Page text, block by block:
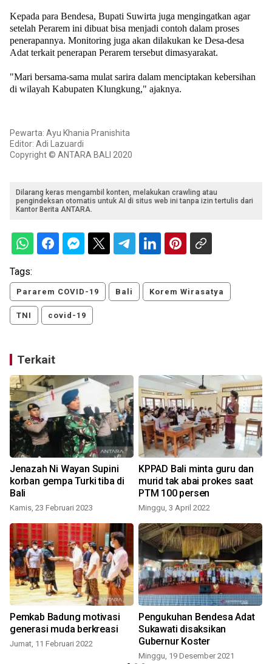
Kepada para Bendesa, Bupati Suwirta juga mengingatkan agar
setelah Perarem ini dibuat bisa menjadi contoh dalam proses
penerapannya. Monitoring juga akan dilakukan ke Desa-desa
Adat terkait penerapan Perarem tersebut dimasyarakat.
"Mari bersama-sama mulat sarira dalam menciptakan kebersihan
di wilayah Kabupaten Klungkung," ajaknya.
Pewarta: Ayu Khania Pranishita
Editor: Adi Lazuardi
Copyright © ANTARA BALI 2020
Dilarang keras mengambil konten, melakukan crawling atau
pengindeksan otomatis untuk AI di situs web ini tanpa izin tertulis dari
Kantor Berita ANTARA.
Tags:
Pararem COVID-19 Bali Korem Wirasatya
TNI covid-19
Terkait
Jenazah Ni Wayan Supini
korban gempa Turki tiba di
Bali
Kamis, 23 Februari 2023
KPPAD Bali minta guru dan
murid tak abai prokes saat
PTM 100 persen
Minggu, 3 April 2022
Pemkab Badung motivasi
generasi muda berkreasi
Jumat, 11 Februari 2022
Pengukuhan Bendesa Adat
Sukawati disaksikan
Gubernur Koster
Minggu, 19 Desember 2021